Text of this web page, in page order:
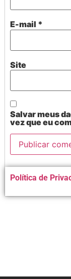
E-mail *
Site
Salvar meus
vez que eu
Alternative:
Política de